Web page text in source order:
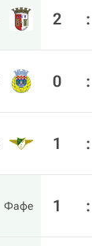
2 :
0 :
1 :
Фафе 1 :